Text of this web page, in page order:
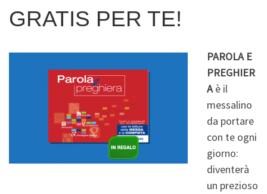
GRATIS PER TE!
PAROLA E
PREGHIER
Aè il
messalino
da portare
con te ogni
giorno:
diventerà
un prezioso